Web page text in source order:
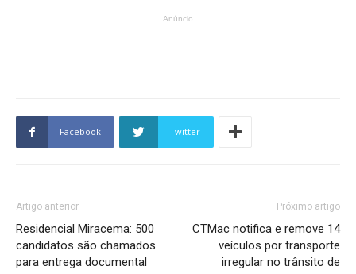
Anúncio
Facebook Twitter
Artigo anterior
Residencial Miracema: 500
candidatos são chamados
para entrega documental
Próximo artigo
CTMac notifica e remove 14
veículos por transporte
irregular no trânsito de